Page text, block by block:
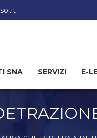
SNA SERVIZI E-